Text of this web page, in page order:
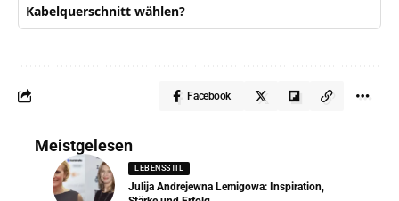
Kabelquerschnitt wählen?
Facebook
Meistgelesen
LEBENSSTIL
Julija Andrejewna Lemigowa: Inspiration,